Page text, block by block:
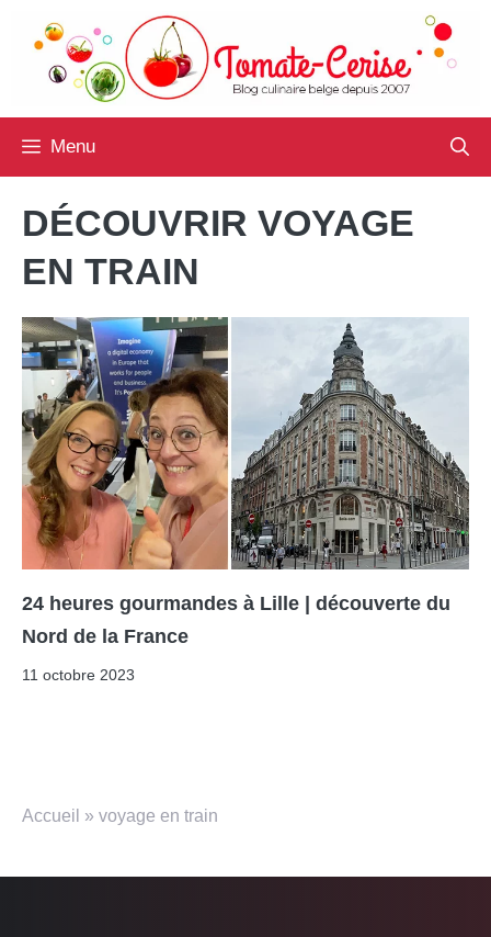
contenu
Menu
DÉCOUVRIR VOYAGE
EN TRAIN
24 heures gourmandes à Lille | découverte du
Nord de la France
11 octobre 2023
Accueil » voyage en train